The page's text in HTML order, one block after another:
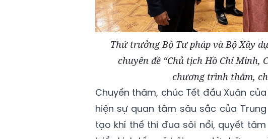
Thứ trưởng Bộ Tư pháp và Bộ Xây
chuyên đề “Chủ tịch Hồ Chí Minh,
chương trình thăm,
Chuyến thăm, chúc Tết đầu Xuân
hiện sự quan tâm sâu sắc của
tạo khí thế thi đua sôi nổi, quyết